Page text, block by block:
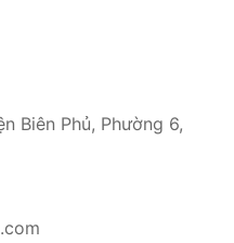
Biên Phủ, Phường 6,